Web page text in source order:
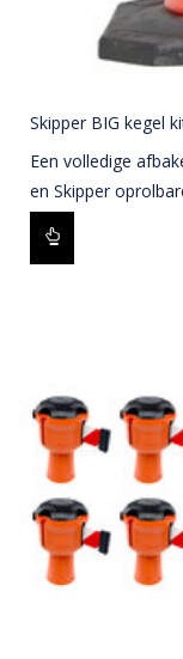
Skipper BIG kegel
Een volledige
en Skipper